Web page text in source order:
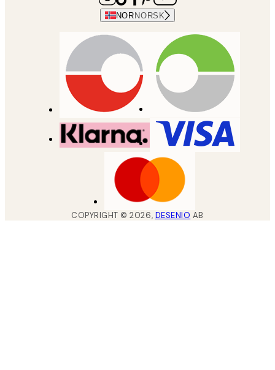
NORNORSK
COPYRIGHT ©2026, DESENIO AB